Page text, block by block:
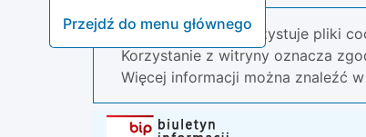
Przejdź do menu głównego
Nasza strona wykorzystuje pliki
Korzystanie z witryny oznacza
Więcej informacji można znaleźć w